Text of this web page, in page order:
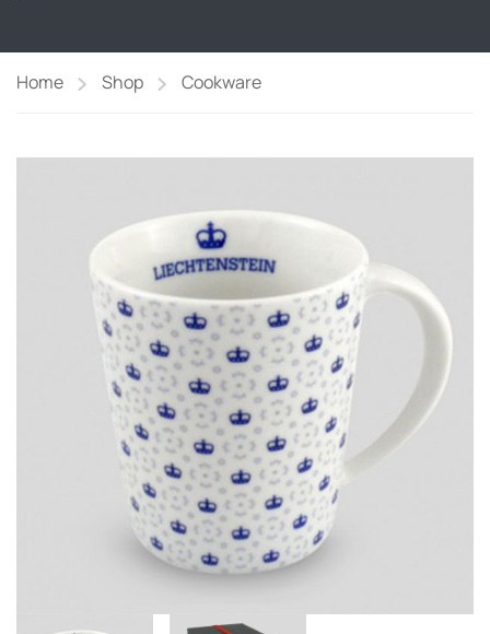
Home Shop Cookware